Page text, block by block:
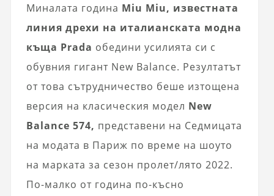
Миналата година Miu Miu, известната
линия дрехи на италианската модна
къща Prada обедини усилията си с
обувния гигант New Balance. Резултатът
от това сътрудничество беше изтощена
версия на класическия модел New
Balance 574, представени на Седмицата
на модата в Париж по време на шоуто
на марката за сезон пролет/лято 2022.
По-малко от година по-късно